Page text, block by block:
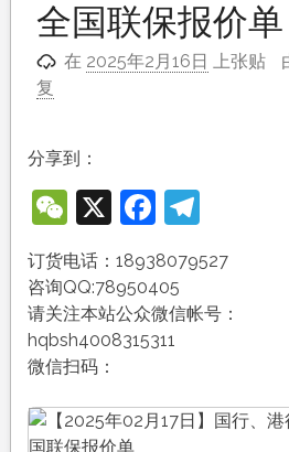
全国联保报价单
在 2025年2月16日 上张贴
复
分享到：
WeChat
X
订货电话：18938079527
咨询QQ:78950405
请关注本站公众微信帐号：
hqbsh4008315311
微信扫码：